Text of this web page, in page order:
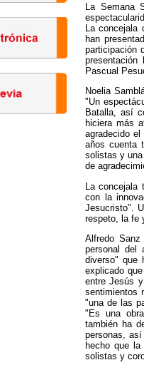
La
La
han
participación
Pascual
Noelia
"Un
Batalla, así
hiciera más
agradecido
años cuenta
solistas y
de
La concejala
con la
Jesucristo".
respeto, la fe
Alfredo
personal del
diverso" que
explicado
entre Jesús
sentimientos
"una de las
"Es una
también ha
personas,
hecho que
solistas y